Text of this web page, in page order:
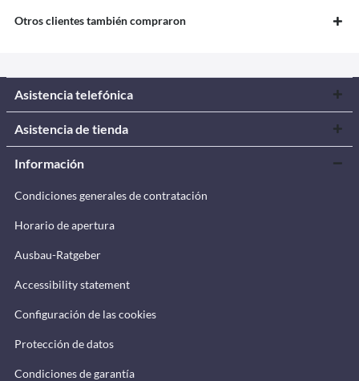
Otros clientes también compraron
Asistencia telefónica
Asistencia de tienda
Información
Condiciones generales de contratación
Horario de apertura
Ausbau-Ratgeber
Accessibility statement
Configuración de las cookies
Protección de datos
Condiciones de garantía